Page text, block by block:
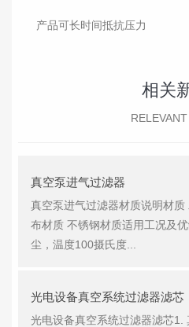
产品可长时间抵抗压力
相关
真空泵进气过滤器
真空泵进气过滤器材质说明材
布材质 不锈钢材质适用工况及
尘，温度100摄氏度...
光电设备真空系统过滤器滤芯
光电设备真空系统过滤器滤芯1.